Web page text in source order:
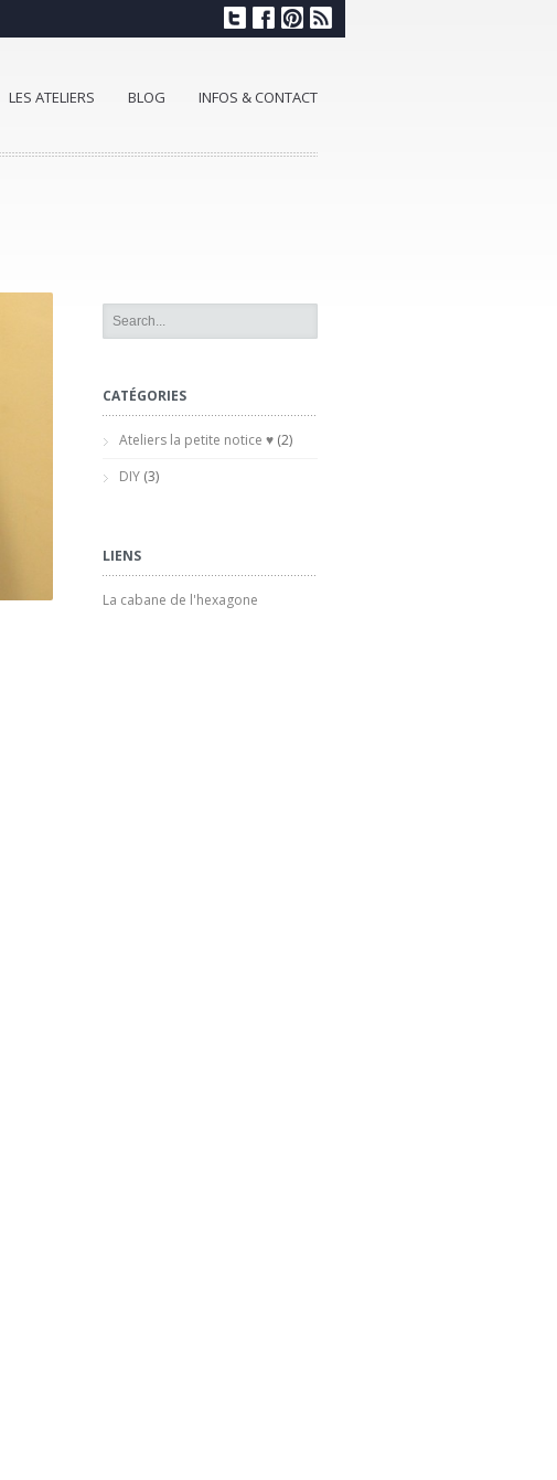
LES ATELIERS BLOG INFOS & CONTACT
CATÉGORIES
Ateliers la petite notice ♥ (2)
DIY (3)
LIENS
La cabane de l'hexagone